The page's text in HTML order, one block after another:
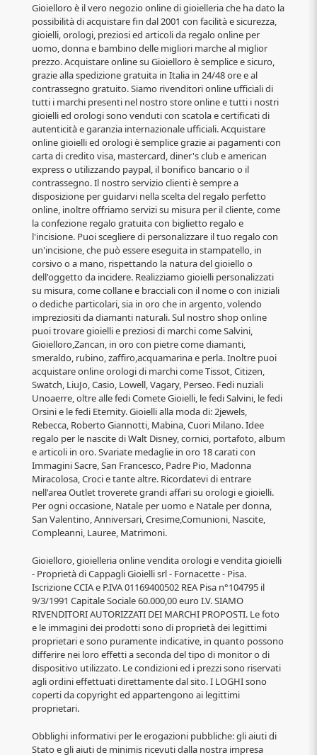
Gioielloro è il vero negozio online di gioielleria che ha dato la
possibilità di acquistare fin dal 2001 con facilità e sicurezza,
gioielli, orologi, preziosi ed articoli da regalo online per
uomo, donna e bambino delle migliori marche al miglior
prezzo. Acquistare online su Gioielloro è semplice e sicuro,
grazie alla spedizione gratuita in Italia in 24/48 ore e al
contrassegno gratuito. Siamo rivenditori online ufficiali di
tutti i marchi presenti nel nostro store online e tutti i nostri
gioielli ed orologi sono venduti con scatola e certificati di
autenticità e garanzia internazionale ufficiali. Acquistare
online gioielli ed orologi è semplice grazie ai pagamenti con
carta di credito visa, mastercard, diner's club e american
express o utilizzando paypal, il bonifico bancario o il
contrassegno. Il nostro servizio clienti è sempre a
disposizione per guidarvi nella scelta del regalo perfetto
online, inoltre offriamo servizi su misura per il cliente, come
la confezione regalo gratuita con biglietto regalo e
l'incisione. Puoi scegliere di personalizzare il tuo regalo con
un'incisione, che può essere eseguita in stampatello, in
corsivo o a mano, rispettando la natura del gioiello o
dell'oggetto da incidere. Realizziamo gioielli personalizzati
su misura, come collane e bracciali con il nome o con iniziali
o dediche particolari, sia in oro che in argento, volendo
impreziositi da diamanti naturali. Sul nostro shop online
puoi trovare gioielli e preziosi di marchi come Salvini,
Gioielloro,Zancan, in oro con pietre come diamanti,
smeraldo, rubino, zaffiro,acquamarina e perla. Inoltre puoi
acquistare online orologi di marchi come Tissot, Citizen,
Swatch, LiuJo, Casio, Lowell, Vagary, Perseo. Fedi nuziali
Unoaerre, oltre alle fedi Comete Gioielli, le fedi Salvini, le fedi
Orsini e le fedi Eternity. Gioielli alla moda di: 2jewels,
Rebecca, Roberto Giannotti, Mabina, Cuori Milano. Idee
regalo per le nascite di Walt Disney, cornici, portafoto, album
e articoli in oro. Svariate medaglie in oro 18 carati con
Immagini Sacre, San Francesco, Padre Pio, Madonna
Miracolosa, Croci e tante altre. Ricordatevi di entrare
nell'area Outlet troverete grandi affari su orologi e gioielli.
Per ogni occasione, Natale per uomo e Natale per donna,
San Valentino, Anniversari, Cresime,Comunioni, Nascite,
Compleanni, Lauree, Matrimoni.
Gioielloro, gioielleria online vendita orologi e vendita gioielli
- Proprietà di Cappagli Gioielli srl - Fornacette - Pisa.
Iscrizione CCIA e P.IVA 01169400502 REA Pisa n°104795 il
9/3/1991 Capitale Sociale 60.000,00 euro I.V. SIAMO
RIVENDITORI AUTORIZZATI DEI MARCHI PROPOSTI. Le foto
e le immagini dei prodotti sono di proprietà dei legittimi
proprietari e sono puramente indicative, in quanto possono
differire nei loro effetti a seconda del tipo di monitor o di
dispositivo utilizzato. Le condizioni ed i prezzi sono riservati
agli ordini effettuati direttamente dal sito. I LOGHI sono
coperti da copyright ed appartengono ai legittimi
proprietari.
Obblighi informativi per le erogazioni pubbliche: gli aiuti di
Stato e gli aiuti de minimis ricevuti dalla nostra impresa